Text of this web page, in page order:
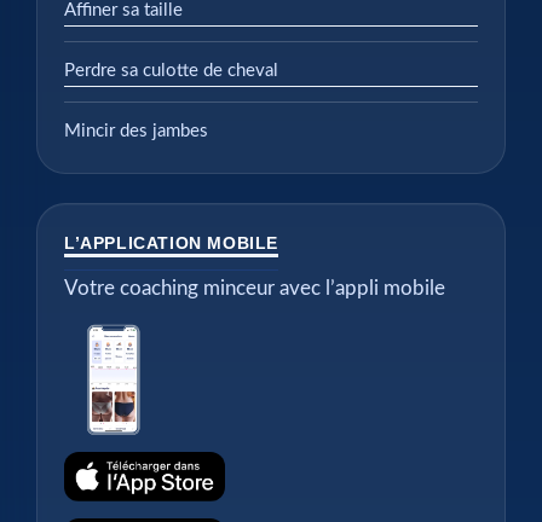
Affiner sa taille
Perdre sa culotte de cheval
Mincir des jambes
L’APPLICATION MOBILE
Votre coaching minceur avec l’appli mobile